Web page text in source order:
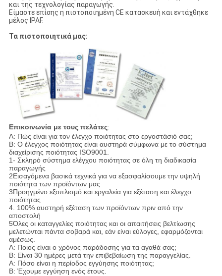
και της τεχνολογίας παραγωγής.
Είμαστε επίσης η πιστοποιημένη CE κατασκευή και εντάχθηκε
μέλος IPAF.
Τα πιστοποιητικά μας:
Επικοινωνία με τους πελάτες:
Α: Πώς είναι για τον έλεγχο ποιότητας στο εργοστάσιό σας;
Β: Ο έλεγχος ποιότητας είναι αυστηρά σύμφωνα με το σύστημα
διαχείρισης ποιότητας ISO9001.
1- Σκληρό σύστημα ελέγχου ποιότητας σε όλη τη διαδικασία
παραγωγής
2Εισαγόμενα βασικά τεχνικά για να εξασφαλίσουμε την υψηλή
ποιότητα των προϊόντων μας
3Προηγμένο εξοπλισμό και εργαλεία για εξέταση και έλεγχο
ποιότητας
4. 100% αυστηρή εξέταση των προϊόντων πριν από την
αποστολή
5Όλες οι καταγγελίες ποιότητας και οι απαιτήσεις βελτίωσης
μελετώνται πάντα σοβαρά και, εάν είναι εύλογες, εφαρμόζονται
αμέσως.
Α: Ποιος είναι ο χρόνος παράδοσης για τα αγαθά σας;
Β: Είναι 30 ημέρες μετά την επιβεβαίωση της παραγγελίας.
Α: Πόσο είναι η περίοδος εγγύησης ποιότητας;
Β: Έχουμε εγγύηση ενός έτους.